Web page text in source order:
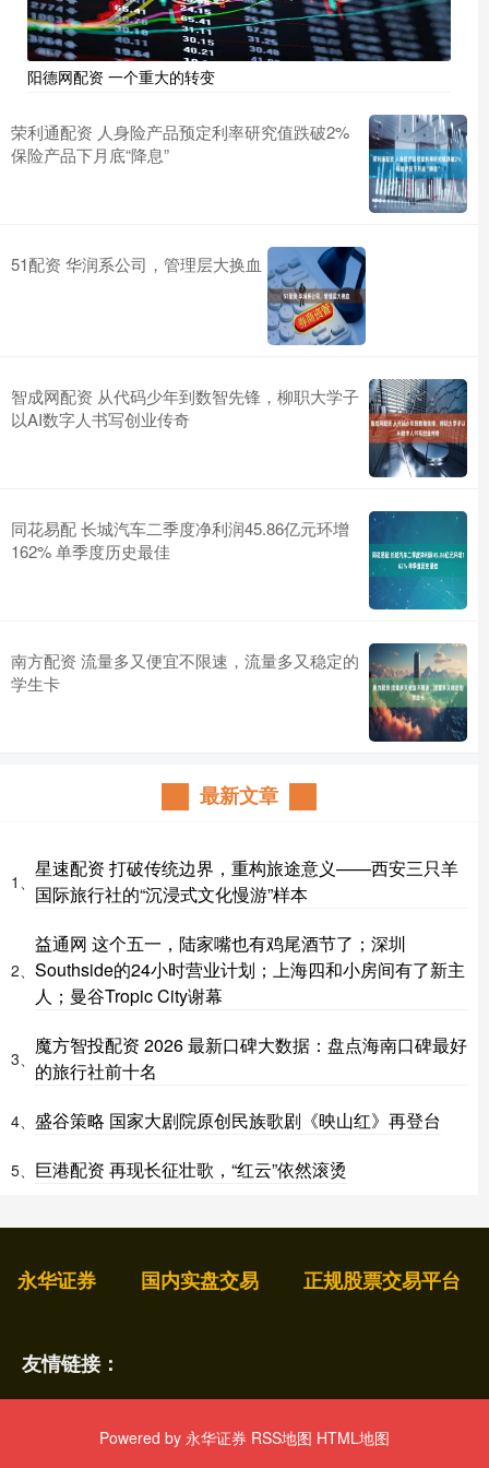
阳德网配资 一个重大的转变
荣利通配资 人身险产品预定利率研究值跌破2%
保险产品下月底“降息”
51配资 华润系公司，管理层大换血
智成网配资 从代码少年到数智先锋，柳职大学子
以AI数字人书写创业传奇
同花易配 长城汽车二季度净利润45.86亿元环增
162% 单季度历史最佳
南方配资 流量多又便宜不限速，流量多又稳定的
学生卡
最新文章
1、
星速配资 打破传统边界，重构旅途意义——西安三只羊
国际旅行社的“沉浸式文化慢游”样本
2、
益通网 这个五一，陆家嘴也有鸡尾酒节了；深圳
Southside的24小时营业计划；上海四和小房间有了新主
人；曼谷Tropic City谢幕
3、
魔方智投配资 2026 最新口碑大数据：盘点海南口碑最好
的旅行社前十名
4、 盛谷策略 国家大剧院原创民族歌剧《映山红》再登台
5、 巨港配资 再现长征壮歌，“红云”依然滚烫
永华证券 国内实盘交易 正规股票交易平台
友情链接：
Powered by 永华证券 RSS地图 HTML地图